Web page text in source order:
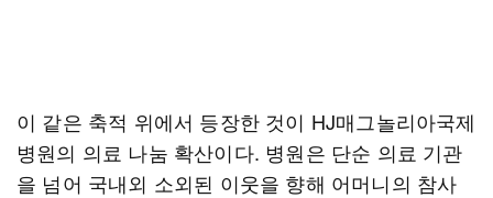
이 같은 축적 위에서 등장한 것이 HJ매그놀리아국제
병원의 의료 나눔 확산이다. 병원은 단순 의료 기관
을 넘어 국내외 소외된 이웃을 향해 어머니의 참사